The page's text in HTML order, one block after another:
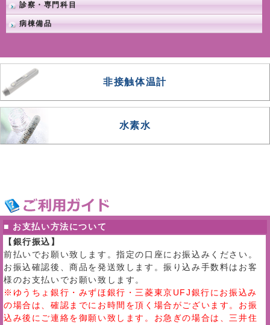
診察・専門科目
病棟備品
非接触体温計
水素水
■ お支払い方法について
【銀行振込】
前払いでお願い致します。指定の口座にお振込みください。
お振込確認後、商品を発送致します。振り込み手数料はお客
様のお支払いでお願い致します。
※ゆうちょ銀行・みずほ銀行・三菱東京UFJ銀行にお振込み
の場合は、確認までにお時間を頂く場合がございます。お振
込み後にご連絡を御願い致します。お急ぎの場合は、三井住